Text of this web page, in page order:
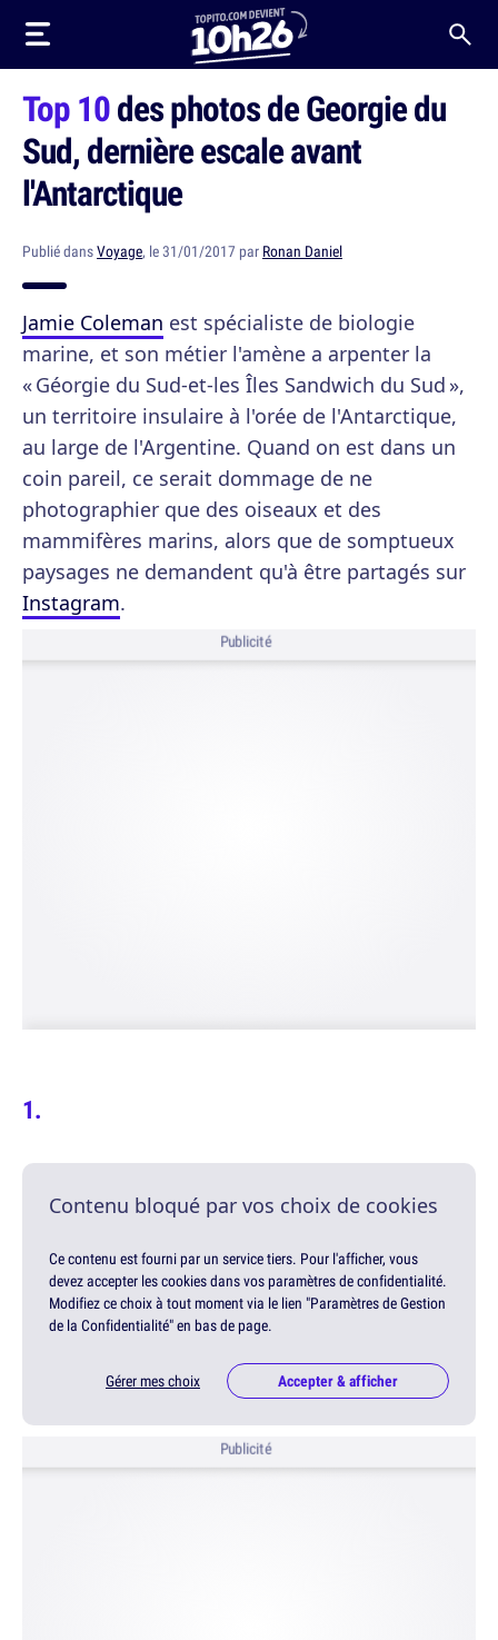
Top 10des photos de Georgie du
Sud, dernière escale avant
l'Antarctique
Publié dansVoyage, le 31/01/2017 par Ronan Daniel
Jamie Coleman est spécialiste de biologie
marine, et son métier l'amène a arpenter la
« Géorgie du Sud-et-les Îles Sandwich du Sud »,
un territoire insulaire à l'orée de l'Antarctique,
au large de l'Argentine. Quand on est dans un
coin pareil, ce serait dommage de ne
photographier que des oiseaux et des
mammifères marins, alors que de somptueux
paysages ne demandent qu'à être partagés sur
Instagram.
Publicité
Contenu bloqué par vos choix de cookies
Ce contenu est fourni par un service tiers. Pour l'afficher, vous
devez accepter les cookies dans vos paramètres de confidentialité.
Modifiez ce choix à tout moment via le lien "Paramètres de Gestion
de la Confidentialité" en bas de page.
Gérer mes choix Accepter & afficher
Publicité